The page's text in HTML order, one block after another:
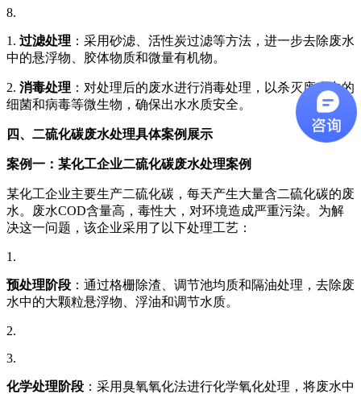
8.
1. 过滤处理 ：采用砂滤、活性炭过滤等方法，进一步去除废水
中的悬浮物、胶体物质和微量有机物。
2. 消毒处理 ：对处理后的废水进行消毒处理，以杀灭废水中的
细菌和病毒等微生物，确保出水水质安全。
四、二硫化碳废水处理具体案例展示
案例一：某化工企业二硫化碳废水处理案例
某化工企业主要生产二硫化碳，每天产生大量含二硫化碳的废
水。废水COD含量高，毒性大，对环境造成严重污染。为解
决这一问题，该企业采用了以下处理工艺：
1.
预处理阶段 ：通过格栅除渣、调节池均质和隔油处理，去除废
水中的大颗粒悬浮物、浮油和调节水质。
2.
3.
化学处理阶段 ：采用臭氧氧化法进行化学氧化处理，将废水中